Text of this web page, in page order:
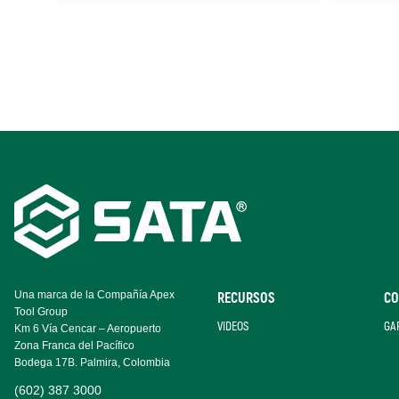
Footer
Navigation
Una marca de la Compañía Apex
Tool Group
Km 6 Vía Cencar – Aeropuerto
Zona Franca del Pacífico
Bodega 17B. Palmira, Colombia
(602) 387 3000
RECURSOS
VIDEOS